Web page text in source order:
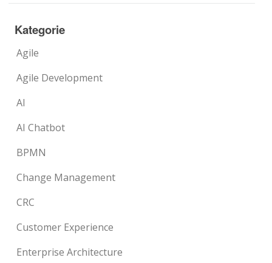
Kategorie
Agile
Agile Development
AI
AI Chatbot
BPMN
Change Management
CRC
Customer Experience
Enterprise Architecture